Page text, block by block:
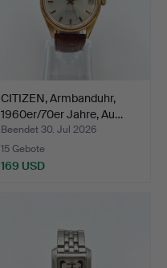
CITIZEN, Armbanduhr,
1960er/70er Jahre, Au…
Beendet 30. Jul 2026
15 Gebote
169 USD